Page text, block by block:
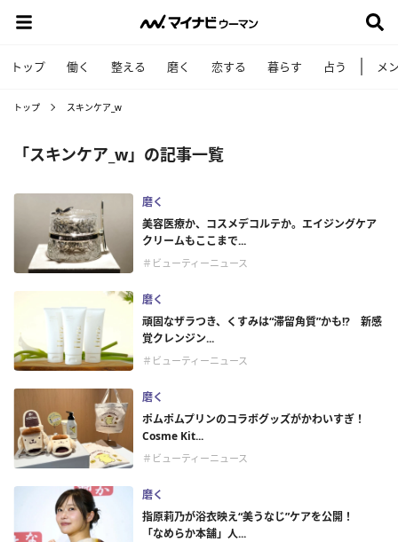
トップ 働く 整える 磨く 恋する 暮らす 占う メ
トップ スキンケア_w
「スキンケア_w」の記事一覧
磨く
美容医療か、コスメデコルテか。エイジングケア
クリームもここまで...
＃ビューティーニュース
磨く
頑固なザラつき、くすみは“滞留角質”かも!? 新感
覚クレンジン...
＃ビューティーニュース
磨く
ポムポムプリンのコラボグッズがかわいすぎ！
Cosme Kit...
＃ビューティーニュース
磨く
指原莉乃が浴衣映え“美うなじ”ケアを公開！
「なめらか本舗」人...